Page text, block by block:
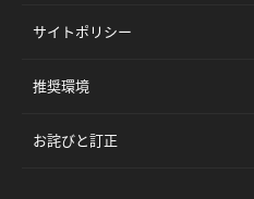
サイトポリシー
推奨環境
お詫びと訂正